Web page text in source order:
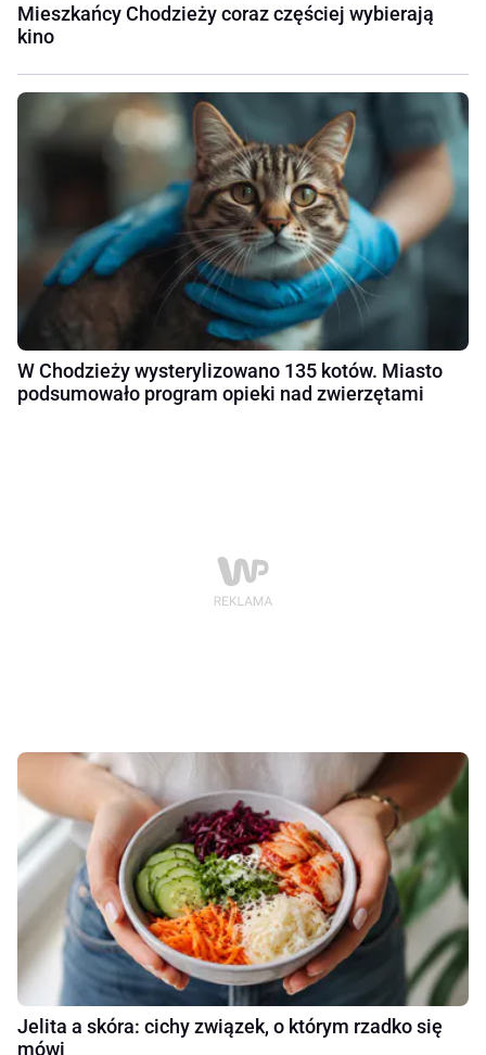
Mieszkańcy Chodzieży coraz częściej wybierają
kino
W Chodzieży wysterylizowano 135 kotów. Miasto
podsumowało program opieki nad zwierzętami
Jelita a skóra: cichy związek, o którym rzadko się
mówi